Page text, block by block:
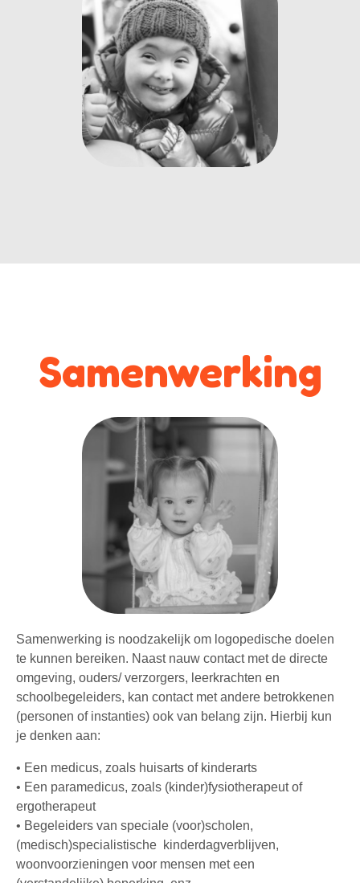
Samenwerking
Samenwerking is noodzakelijk om logopedische doelen
te kunnen bereiken. Naast nauw contact met de directe
omgeving, ouders/ verzorgers, leerkrachten en
schoolbegeleiders, kan contact met andere betrokkenen
(personen of instanties) ook van belang zijn. Hierbij kun
je denken aan:
• Een medicus, zoals huisarts of kinderarts
• Een paramedicus, zoals (kinder)fysiotherapeut of
ergotherapeut
• Begeleiders van speciale (voor)scholen,
(medisch)specialistische kinderdagverblijven,
woonvoorzieningen voor mensen met een